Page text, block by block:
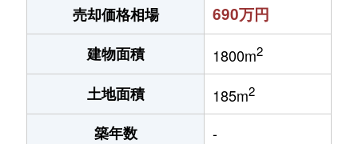
売却価格相場
690万円
建物面積 1800m2
土地面積 185m2
築年数 -